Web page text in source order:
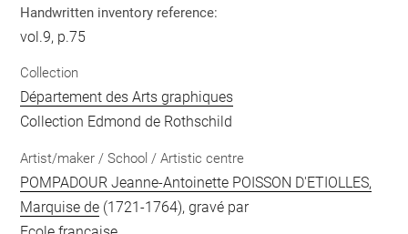
Handwritten inventory reference:
vol.9, p.75
Collection
Département des Arts graphiques
Collection Edmond de Rothschild
Artist/maker / School / Artistic centre
POMPADOUR Jeanne-Antoinette POISSON D'ETIOLLES,
Marquise de (1721-1764), gravé par